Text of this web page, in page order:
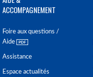
ACCOMPAGNEMENT
Foire aux questions /
Aide
Assistance
Espace actualités